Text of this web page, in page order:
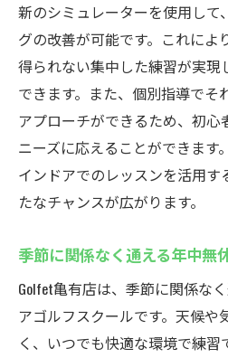
新のシミュレーターを使用して
グの改善が可能です。これによ
得られない集中した練習が実
できます。また、個別指導でそ
アプローチができるため、初
ニーズに応えることができます
インドアでのレッスンを活用す
たなチャンスが広がります。
季節に関係なく通える年中無
Golfet亀有店は、季節に関係な
アゴルフスクールです。天候や
く、いつでも快適な環境で練